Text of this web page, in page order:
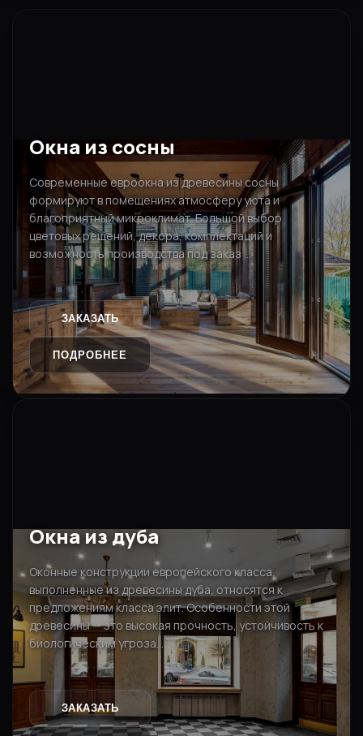
Окна из сосны
Современные евроокна из древесины сосны
формируют в помещениях атмосферу уюта и
благоприятный микроклимат. Большой выбор
цветовых решений, декора, комплектаций и
возможность производства под заказ ...
ЗАКАЗАТЬ
ПОДРОБНЕЕ
Окна из дуба
Оконные конструкции европейского класса,
выполненные из древесины дуба, относятся к
предложениям класса элит. Особенности этой
древесины — это высокая прочность, устойчивость к
биологическим угроза...
ЗАКАЗАТЬ